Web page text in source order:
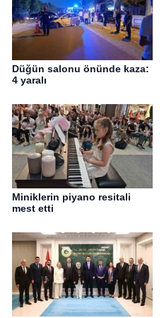
Düğün salonu önünde kaza:
4 yaralı
Miniklerin piyano resitali
mest etti